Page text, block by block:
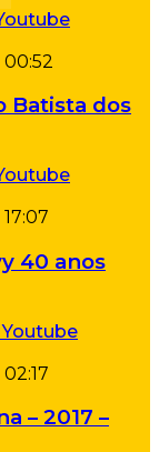
00:52
Batista dos
17:07
40 anos
02:17
– 2017 –